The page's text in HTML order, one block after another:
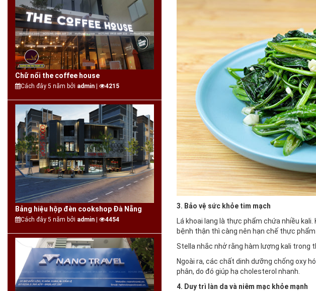
Chữ nổi the coffee house
Cách đây 5 năm bởi admin | 4215
Bảng hiệu hộp đèn cookshop Đà Nẵng
Cách đây 5 năm bởi admin | 4454
3. Bảo vệ sức khỏe tim mạch
Lá khoai lang là thực phẩm chứa nhiều
bệnh thận thì càng nên hạn chế thực phẩm
Stella nhắc nhở rằng hàm lượng kali trong
Ngoài ra, các chất dinh dưỡng chống oxy
phân, do đó giúp hạ cholesterol nhanh.
4. Duy trì làn da và niêm mạc khỏe mạnh